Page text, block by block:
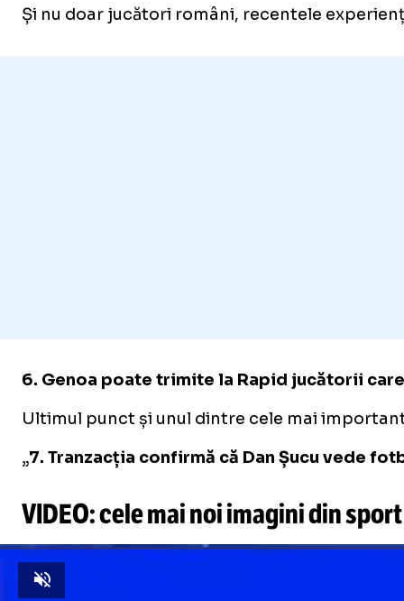
Și nu doar jucători români, recentele
6. Genoa poate trimite la Rapid jucătorii
Ultimul punct și unul dintre cele mai
„7. Tranzacția confirmă că Dan Șucu vede
VIDEO: cele mai noi imagini din sport
Unmute